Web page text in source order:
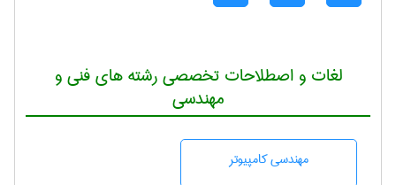
لغات و اصطلاحات تخصصی رشته های فنی و
مهندسی
مهندسی كامپيوتر